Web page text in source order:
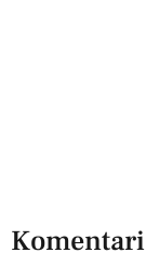
Komentari